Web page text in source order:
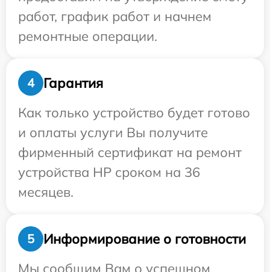
работ, график работ и начнем
ремонтные операции.
4
Гарантия
Как только устройство будет готово
и оплаты услуги Вы получите
фирменный сертификат на ремонт
устройства HP сроком на 36
месяцев.
5
Информирование о готовности